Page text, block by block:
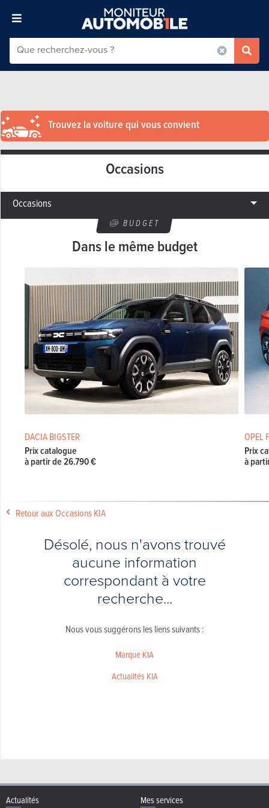
Trouvez la voiture qui vous convient
Occasions
Occasions
BUDGET
Dans le même budget
DACIA BIGSTER
Prix catalogue
à partir de 26.790 €
OPEL
Prix
à
Retour aux Occasions KIA
Désolé, nous n'avons trouvé
aucune information
correspondant à votre
recherche...
Nous vous suggérons les liens suivants :
Marque KIA
Actualités KIA
Actualités Mes services